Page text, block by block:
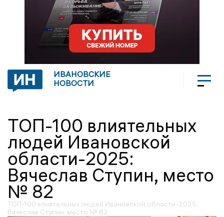
ИВАНОВСКИЕ
НОВОСТИ
ТОП-100 влиятельных
людей Ивановской
области-2025:
Вячеслав Ступин, место
№ 82
ТОП-100 влиятельных людей Ивановской области-2025:
Вячеслав Ступин, место № 82